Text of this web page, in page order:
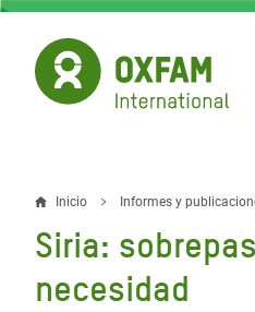
Pasar
contenido
principal
Sobrescribir
enlaces
de
Inicio Informes y
Siria:
necesidad